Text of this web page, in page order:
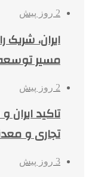
2 روز پیش
ایران، شریک
مسیر
2 روز پیش
تاکید
تجاری و
3 روز پیش